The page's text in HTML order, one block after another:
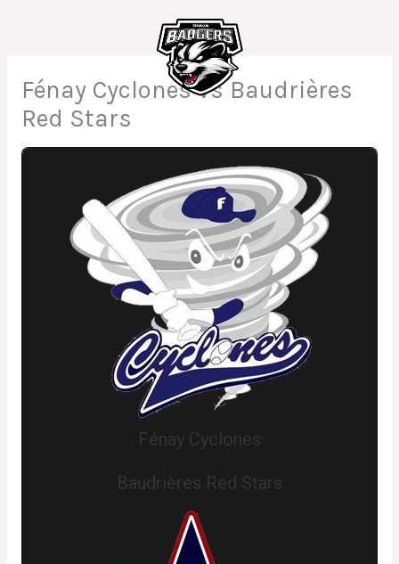
Fénay Cyclones vs Baudrières
Red Stars
Fénay Cyclones
Baudrières Red Stars